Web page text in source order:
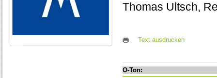
Thomas Ultsch,
Text ausdrucken
O-Ton: